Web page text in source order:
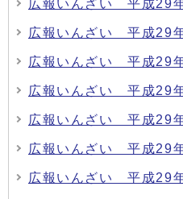
広報いんざい 平成29
広報いんざい 平成29
広報いんざい 平成29
広報いんざい 平成29
広報いんざい 平成29
広報いんざい 平成29
広報いんざい 平成29